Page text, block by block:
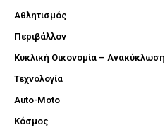
Αθλητισμός
Περιβάλλον
Κυκλική Οικονομία – Ανακύκλωση
Τεχνολογία
Auto-Moto
Κόσμος